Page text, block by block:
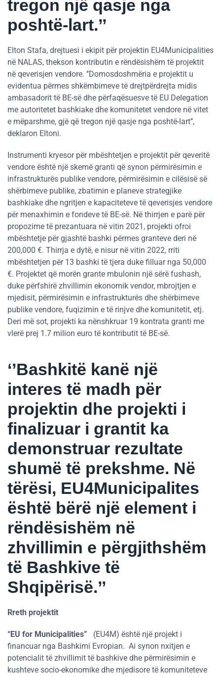
tregon një qasje nga
poshtë-lart.’’
Elton Stafa, drejtuesi i ekipit për projektin EU4Municipalities
në NALAS, thekson kontributin e rëndësishëm të projektit
në qeverisjen vendore. ‘’Domosdoshmëria e projektit u
evidentua përmes shkëmbimeve të drejtpërdrejta midis
ambasadorit të BE-së dhe përfaqësuesve të EU Delegation
me autoritetet bashkiake dhe komunitetet vendore në vitet
e mëparshme, gjë që tregon një qasje nga poshtë-lart’’,
deklaron Eltoni.
Instrumenti kryesor për mbështetjen e projektit për qeveritë
vendore është një skemë granti që synon përmirësimin e
infrastrukturës publike vendore, përmirësimin e cilësisë së
shërbimeve publike, zbatimin e planeve strategjike
bashkiake dhe ngritjen e kapaciteteve të qeverisjes vendore
për menaxhimin e fondeve të BE-së. Në thirrjen e parë për
propozime të prezantuara në vitin 2021, projekti ofroi
mbështetje për gjashtë bashki përmes granteve deri në
200,000 €. Thirrja e dytë, e nisur në vitin 2022, rriti
mbështetjen për 13 bashki të tjera duke filluar nga 50,000
€. Projektet që morën grante mbulonin një sërë fushash,
duke përfshirë zhvillimin ekonomik vendor, mbrojtjen e
mjedisit, përmirësimin e infrastrukturës dhe shërbimeve
publike vendore, fuqizimin e të rinjve dhe komunitetit, etj.
Deri më sot, projekti ka nënshkruar 19 kontrata granti me
vlerë prej 1.7 milion euro të kontributit të BE-së.
‘’Bashkitë kanë një
interes të madh për
projektin dhe projekti i
finalizuar i grantit ka
demonstruar rezultate
shumë të prekshme. Në
tërësi, EU4Municipalites
është bërë një element i
rëndësishëm në
zhvillimin e përgjithshëm
të Bashkive të
Shqipërisë.’’
Rreth projektit
“EU for Municipalities”
(EU4M) është një projekt i
financuar nga Bashkimi Evropian. Ai synon nxitjen e
potencialit të zhvillimit të bashkive dhe përmirësimin e
kushteve socio-ekonomike dhe mjedisore të komuniteteve